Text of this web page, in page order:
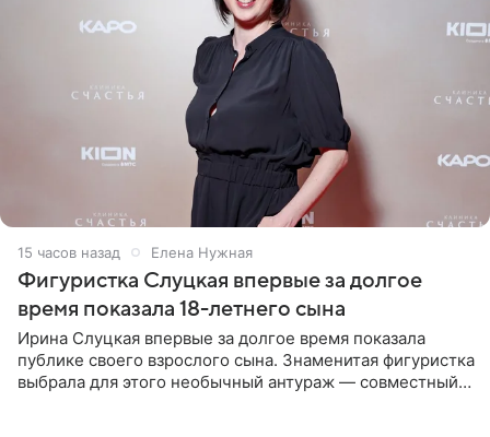
15 часов назад Елена Нужная
Фигуристка Слуцкая впервые за долгое
время показала 18-летнего сына
Ирина Слуцкая впервые за долгое время показала
публике своего взрослого сына. Знаменитая фигуристка
выбрала для этого необычный антураж — совместный